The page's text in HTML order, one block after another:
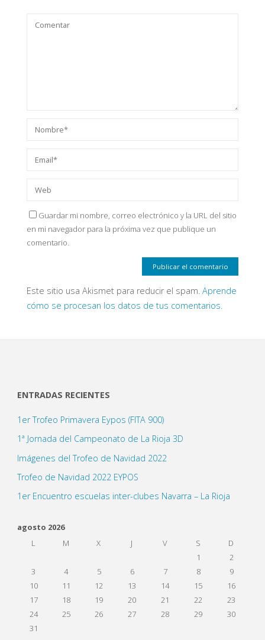
Guardar mi nombre, correo electrónico y la URL del sitio
en mi navegador para la próxima vez que publique un
comentario.
Este sitio usa Akismet para reducir el spam. Aprende
cómo se procesan los datos de tus comentarios.
ENTRADAS RECIENTES
1er Trofeo Primavera Eypos (FITA 900)
1ª Jornada del Campeonato de La Rioja 3D
Imágenes del Trofeo de Navidad 2022
Trofeo de Navidad 2022 EYPOS
1er Encuentro escuelas inter-clubes Navarra – La Rioja
agosto 2026
L
M X J V S
D
1
2
3
4 5 6 7 8
9
10
11 12 13 14 15
16
17
18 19 20 21 22
23
24
25 26 27 28 29
30
31